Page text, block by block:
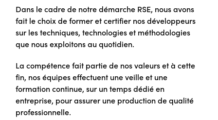
Dans le cadre de notre démarche RSE, nous avons
fait le choix de former et certifier nos développeurs
sur les techniques, technologies et méthodologies
que nous exploitons au quotidien.
La compétence fait partie de nos valeurs et à cette
fin, nos équipes effectuent une veille et une
formation continue, sur un temps dédié en
entreprise, pour assurer une production de qualité
professionnelle.